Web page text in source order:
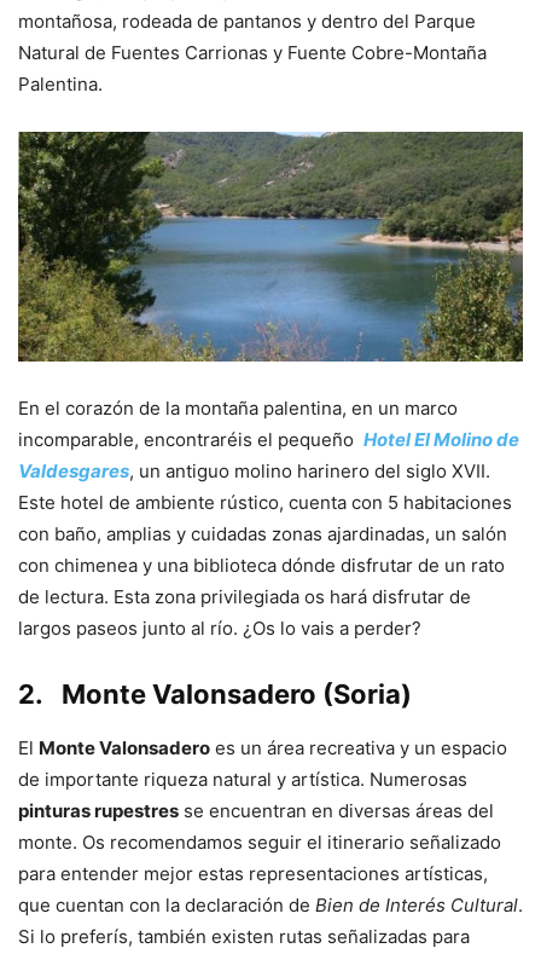
montañosa, rodeada de pantanos y dentro del Parque
Natural de Fuentes Carrionas y Fuente Cobre-Montaña
Palentina.
En el corazón de la montaña palentina, en un marco
incomparable, encontraréis el pequeño Hotel El Molino de
Valdesgares, un antiguo molino harinero del siglo XVII.
Este hotel de ambiente rústico, cuenta con 5 habitaciones
con baño, amplias y cuidadas zonas ajardinadas, un salón
con chimenea y una biblioteca dónde disfrutar de un rato
de lectura. Esta zona privilegiada os hará disfrutar de
largos paseos junto al río. ¿Os lo vais a perder?
2. Monte Valonsadero (Soria)
El Monte Valonsadero es un área recreativa y un espacio
de importante riqueza natural y artística. Numerosas
pinturas rupestres se encuentran en diversas áreas del
monte. Os recomendamos seguir el itinerario señalizado
para entender mejor estas representaciones artísticas,
que cuentan con la declaración de Bien de Interés Cultural.
Si lo preferís, también existen rutas señalizadas para